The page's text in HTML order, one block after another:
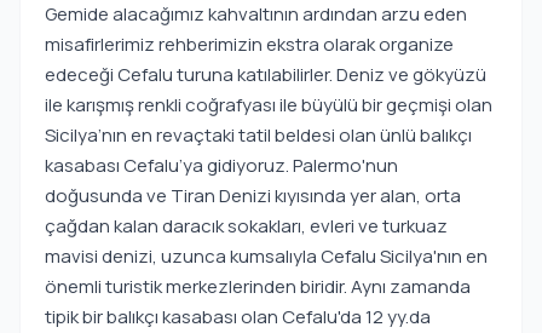
Gemide alacağımız kahvaltının ardından arzu eden
misafirlerimiz rehberimizin ekstra olarak organize
edeceği Cefalu turuna katılabilirler. Deniz ve gökyüzü
ile karışmış renkli coğrafyası ile büyülü bir geçmişi olan
Sicilya’nın en revaçtaki tatil beldesi olan ünlü balıkçı
kasabası Cefalu’ya gidiyoruz. Palermo'nun
doğusunda ve Tiran Denizi kıyısında yer alan, orta
çağdan kalan daracık sokakları, evleri ve turkuaz
mavisi denizi, uzunca kumsalıyla Cefalu Sicilya'nın en
önemli turistik merkezlerinden biridir. Aynı zamanda
tipik bir balıkçı kasabası olan Cefalu'da 12 yy.da